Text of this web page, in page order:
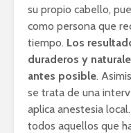
su propio cabello,
como persona que
tiempo. Los
duraderos y
antes posible.
se trata de una
aplica anestesia
todos aquellos que